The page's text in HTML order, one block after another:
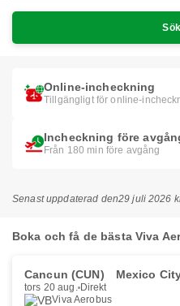
Online-incheckning
Tillgängligt för online-
Incheckning före
Från 180 min före avgång
Senast uppdaterad den29 juli 2026
Boka och få de bästa Viva
Cancun (CUN) Mexico
tors 20 aug. Direkt
Viva Aerobus